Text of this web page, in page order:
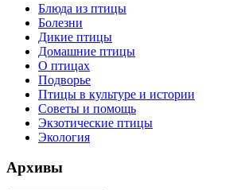
Блюда из птицы
Болезни
Дикие птицы
Домашние птицы
О птицах
Подворье
Птицы в культуре и истории
Советы и помощь
Экзотические птицы
Экология
Архивы